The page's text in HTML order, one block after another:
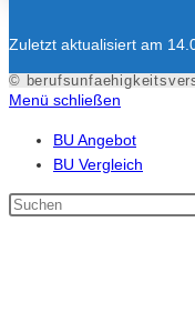
Zuletzt aktualisiert am
©
Menü schließen
BU Angebot
BU Vergleich
Diese